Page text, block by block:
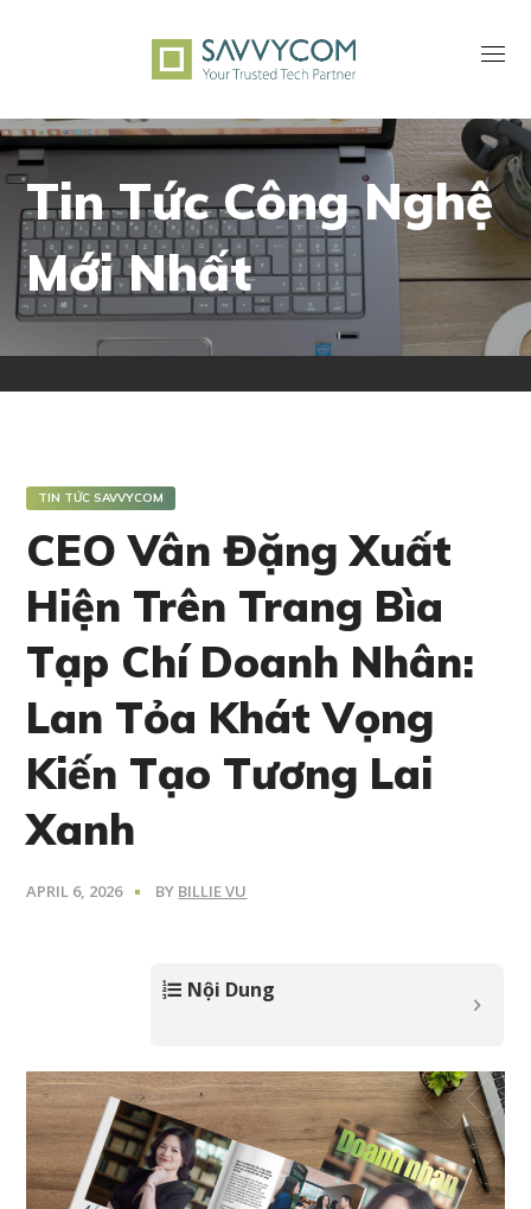
Tin Tức Công Nghệ
Mới Nhất
TIN TỨC SAVVYCOM
CEO Vân Đặng Xuất
Hiện Trên Trang Bìa
Tạp Chí Doanh Nhân:
Lan Tỏa Khát Vọng
Kiến Tạo Tương Lai
Xanh
APRIL 6, 2026 BY BILLIE VU
Nội Dung